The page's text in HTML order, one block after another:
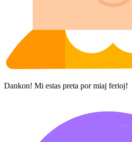
Dankon! Mi estas preta por miaj ferioj!